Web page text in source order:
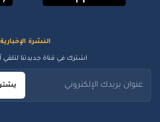
النشرة الإخبارية
اشترك في قناة جديدتنا لتلقي